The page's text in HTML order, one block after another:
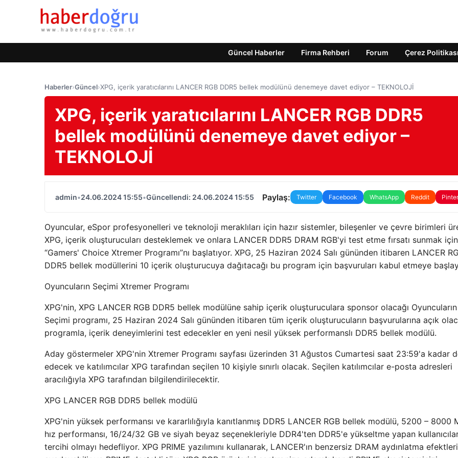
Güncel Haberler Firma Rehberi Forum Çerez Politikası
Haberler›Güncel›XPG, içerik yaratıcılarını LANCER RGB DDR5 bellek modülünü denemeye davet ediyor – TEKNOLOJİ
XPG, içerik yaratıcılarını LANCER RGB DDR5
bellek modülünü denemeye davet ediyor –
TEKNOLOJİ
admin•24.06.2024 15:55•Güncellendi: 24.06.2024 15:55 Paylaş: Twitter Facebook WhatsApp Reddit
Oyuncular, eSpor profesyonelleri ve teknoloji meraklıları için hazır sistemler, bileşenler ve çevre birimleri
XPG, içerik oluşturucuları desteklemek ve onlara LANCER DDR5 DRAM RGB'yi test etme fırsatı sunmak için
“Gamers' Choice Xtremer Programı”nı başlatıyor. XPG, 25 Haziran 2024 Salı gününden itibaren LANCER
DDR5 bellek modüllerini 10 içerik oluşturucuya dağıtacağı bu program için başvuruları kabul etmeye
Oyuncuların Seçimi Xtremer Programı
XPG'nin, XPG LANCER RGB DDR5 bellek modülüne sahip içerik oluşturuculara sponsor olacağı Oyuncuların
Seçimi programı, 25 Haziran 2024 Salı gününden itibaren tüm içerik oluşturucuların başvurularına açık
programla, içerik deneyimlerini test edecekler en yeni nesil yüksek performanslı DDR5 bellek modülü.
Aday göstermeler XPG'nin Xtremer Programı sayfası üzerinden 31 Ağustos Cumartesi saat 23:59'a kadar
edecek ve katılımcılar XPG tarafından seçilen 10 kişiyle sınırlı olacak. Seçilen katılımcılar e-posta adresleri
aracılığıyla XPG tarafından bilgilendirilecektir.
XPG LANCER RGB DDR5 bellek modülü
XPG'nin yüksek performansı ve kararlılığıyla kanıtlanmış DDR5 LANCER RGB bellek modülü, 5200 – 8000
hız performansı, 16/24/32 GB ve siyah beyaz seçenekleriyle DDR4'ten DDR5'e yükseltme yapan
tercihi olmayı hedefliyor. XPG PRIME yazılımını kullanarak, LANCER'ın benzersiz DRAM aydınlatma